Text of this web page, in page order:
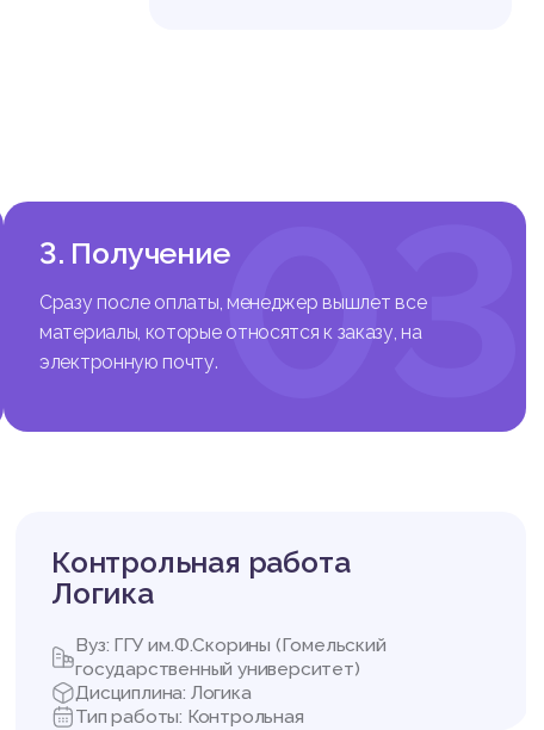
03
3. Получение
Сразу после оплаты, менеджер вышлет все
материалы, которые относятся к заказу, на
электронную почту.
Контрольная работа
Логика
Вуз: ГГУ им.Ф.Скорины (Гомельский
государственный университет)
Дисциплина: Логика
Тип работы: Контрольная